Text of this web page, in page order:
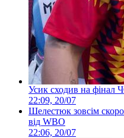
Усик сходив на фінал
22:09, 20/07
Шелестюк зовсім
від WBO
22:06, 20/07